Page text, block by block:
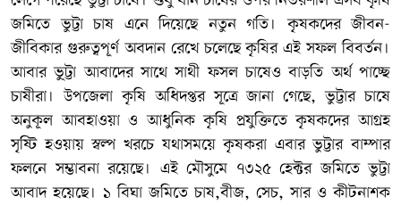
জমিতে ভুট্টা চাষ এনে দিয়েছে নতুন গতি। কৃষকদের জীবন-
জীবিকার গুরুত্বপূর্ণ অবদান রেখে চলেছে কৃষির এই সফল বিবর্তন।
আবার ভু্ট্টা আবাদের সাথে সাথী ফসল চাষেও বাড়তি অর্থ পাচ্ছে
চাষীরা। উপজেলা কৃষি অধিদপ্তর সূত্রে জানা গেছে, ভুট্টার চাষে
অনুকূল আবহাওয়া ও আধুনিক কৃষি প্রযুক্তিতে কৃষকদের আগ্রহ
সৃষ্টি হওয়ায় স্বল্প খরচে যথাসময়ে কৃষকরা এবার ভুট্টার বাম্পার
ফলনে সম্ভাবনা রয়েছে। এই মৌসুমে ৭৩২৫ হেক্টর জমিতে ভুট্টা
আবাদ হয়েছে। ১ বিঘা জমিতে চাষ,বীজ, সেচ, সার ও কীটনাশক